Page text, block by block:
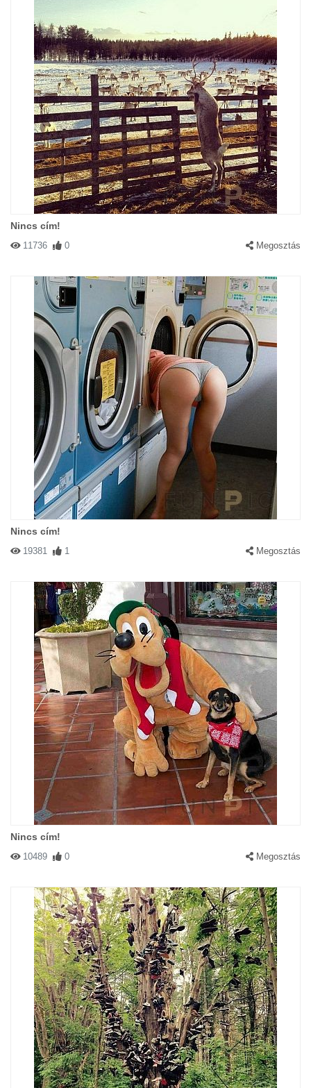
Nincs cím!
11736 0 Megosztás
Nincs cím!
19381 1 Megosztás
Nincs cím!
10489 0 Megosztás